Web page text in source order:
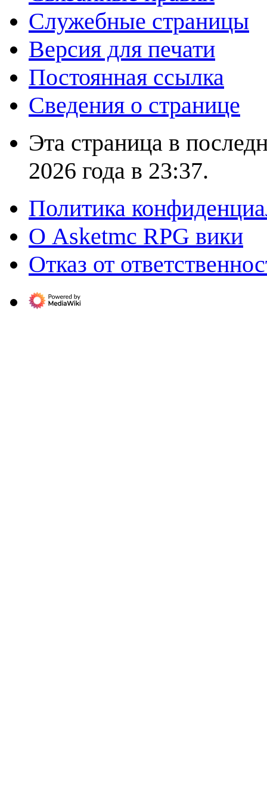
Служебные страницы
Версия для печати
Постоянная ссылка
Сведения о странице
Эта страница в
2026 года в 23:37.
Политика
О Asketmc RPG вики
Отказ от